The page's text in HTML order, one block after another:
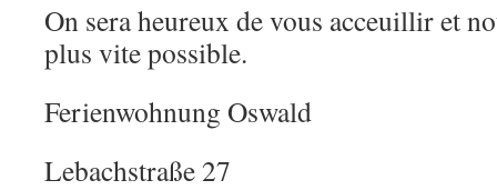
On sera heureux de vous acceuillir et
plus vite possible.
Ferienwohnung Oswald
Lebachstraße 27